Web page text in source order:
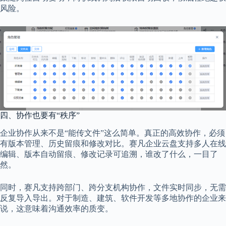
风险。
四、协作也要有“秩序”
企业协作从来不是“能传文件”这么简单。真正的高效协作，必须
有版本管理、历史留痕和修改对比。赛凡企业云盘支持多人在线
编辑、版本自动留痕、修改记录可追溯，谁改了什么，一目了
然。
同时，赛凡支持跨部门、跨分支机构协作，文件实时同步，无需
反复导入导出。对于制造、建筑、软件开发等多地协作的企业来
说，这意味着沟通效率的质变。